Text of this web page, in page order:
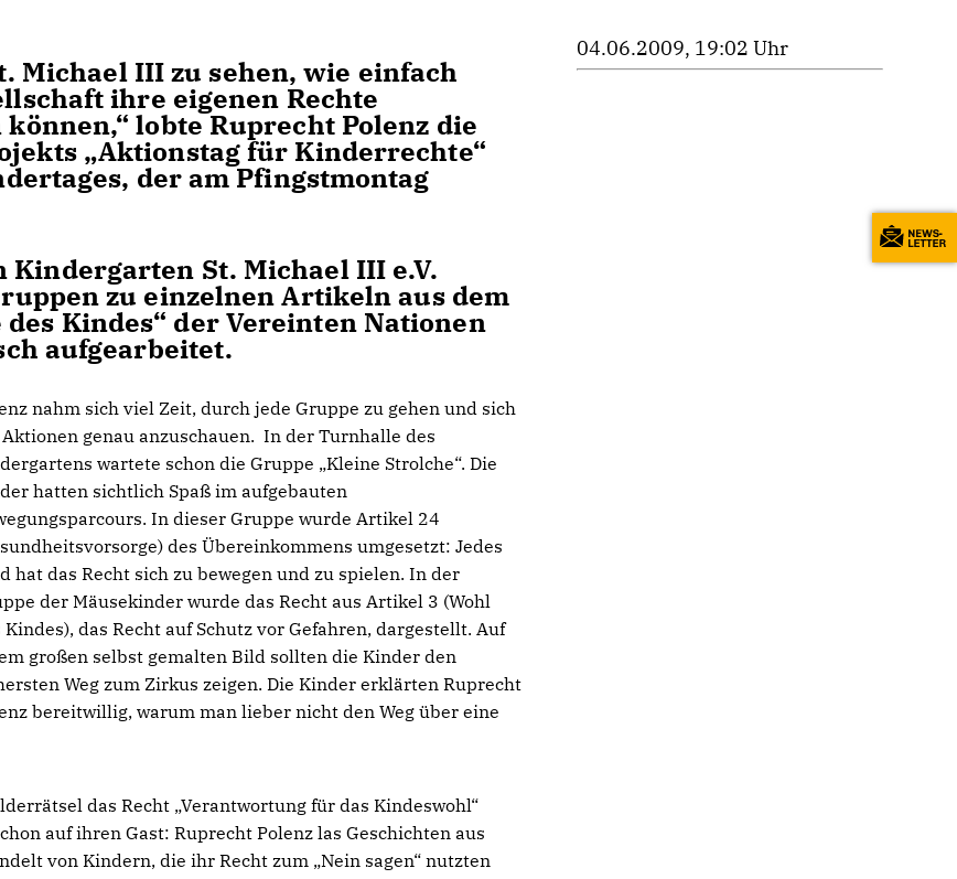
III zu sehen, wie einfach
ihre eigenen Rechte
lobte Ruprecht Polenz die
„Aktionstag für Kinderrechte“
der am Pfingstmontag
St. Michael III e.V.
zu einzelnen Artikeln aus dem
Kindes“ der Vereinten Nationen
aufgearbeitet.
nahm sich viel Zeit, durch jede Gruppe zu gehen und sich
genau anzuschauen. In der Turnhalle des
wartete schon die Gruppe „Kleine Strolche“. Die
hatten sichtlich Spaß im aufgebauten
In dieser Gruppe wurde Artikel 24
des Übereinkommens umgesetzt: Jedes
hat das Recht sich zu bewegen und zu spielen. In der
der Mäusekinder wurde das Recht aus Artikel 3 (Wohl
Kindes), das Recht auf Schutz vor Gefahren, dargestellt. Auf
großen selbst gemalten Bild sollten die Kinder den
Weg zum Zirkus zeigen. Die Kinder erklärten Ruprecht
bereitwillig, warum man lieber nicht den Weg über eine
das Recht „Verantwortung für das Kindeswohl“
auf ihren Gast: Ruprecht Polenz las Geschichten aus
von Kindern, die ihr Recht zum „Nein sagen“ nutzten
04.06.2009, 19:02 Uhr